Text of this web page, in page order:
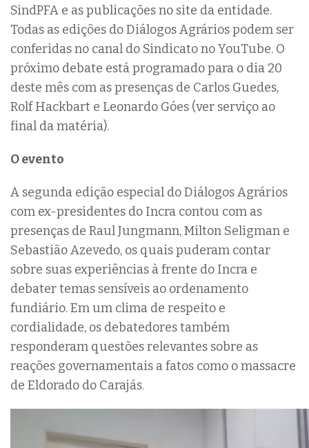
SindPFA e as publicações no site da entidade.
Todas as edições do Diálogos Agrários podem ser
conferidas no canal do Sindicato no YouTube. O
próximo debate está programado para o dia 20
deste mês com as presenças de Carlos Guedes,
Rolf Hackbart e Leonardo Góes (ver serviço ao
final da matéria).
O evento
A segunda edição especial do Diálogos Agrários
com ex-presidentes do Incra contou com as
presenças de Raul Jungmann, Milton Seligman e
Sebastião Azevedo, os quais puderam contar
sobre suas experiências à frente do Incra e
debater temas sensíveis ao ordenamento
fundiário. Em um clima de respeito e
cordialidade, os debatedores também
responderam questões relevantes sobre as
reações governamentais a fatos como o massacre
de Eldorado do Carajás.